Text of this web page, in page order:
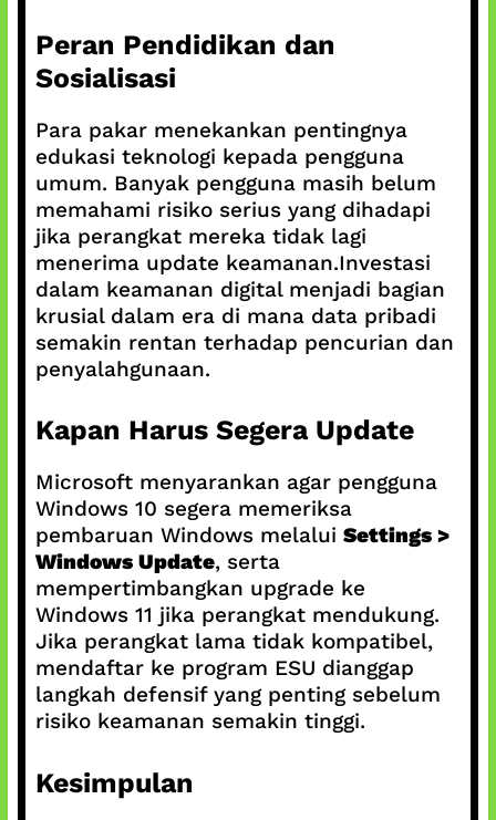
Peran Pendidikan dan
Sosialisasi
Para pakar menekankan pentingnya
edukasi teknologi kepada pengguna
umum. Banyak pengguna masih belum
memahami risiko serius yang dihadapi
jika perangkat mereka tidak lagi
menerima update keamanan.Investasi
dalam keamanan digital menjadi bagian
krusial dalam era di mana data pribadi
semakin rentan terhadap pencurian dan
penyalahgunaan.
Kapan Harus Segera Update
Microsoft menyarankan agar pengguna
Windows 10 segera memeriksa
pembaruan Windows melalui Settings >
Windows Update, serta
mempertimbangkan upgrade ke
Windows 11 jika perangkat mendukung.
Jika perangkat lama tidak kompatibel,
mendaftar ke program ESU dianggap
langkah defensif yang penting sebelum
risiko keamanan semakin tinggi.
Kesimpulan